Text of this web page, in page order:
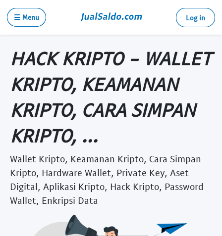
☰ Menu Log in
HACK KRIPTO - WALLET
KRIPTO, KEAMANAN
KRIPTO, CARA SIMPAN
KRIPTO, ...
Wallet Kripto, Keamanan Kripto, Cara Simpan
Kripto, Hardware Wallet, Private Key, Aset
Digital, Aplikasi Kripto, Hack Kripto, Password
Wallet, Enkripsi Data